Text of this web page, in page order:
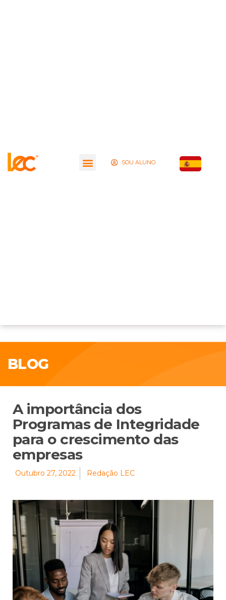
SOU ALUNO
BLOG
A importância dos
Programas de Integridade
para o crescimento das
empresas
Outubro 27, 2022 Redação LEC